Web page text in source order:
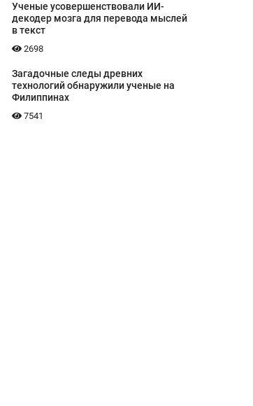
Ученые усовершенствовали ИИ-
декодер мозга для перевода мыслей
в текст
2698
Загадочные следы древних
технологий обнаружили ученые на
Филиппинах
7541